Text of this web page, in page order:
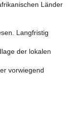
Länder
Langfristig
der lokalen
vorwiegend